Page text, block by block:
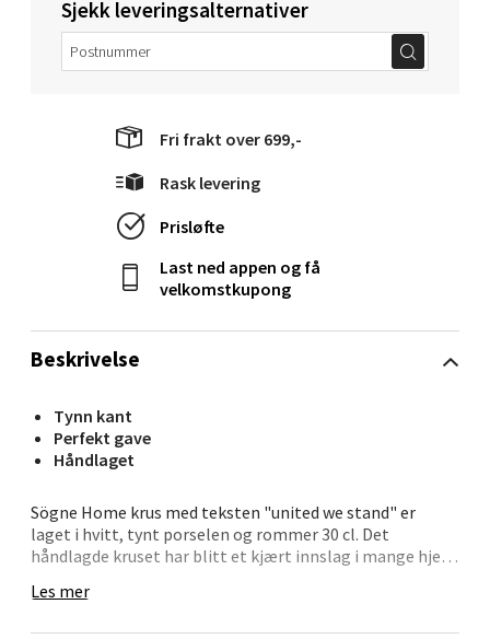
Beskrivelse
Tynn kant
Perfekt gave
Håndlaget
Sögne Home krus med teksten "united we stand" er
laget i hvitt, tynt porselen og rommer 30 cl. Det
håndlagde kruset har blitt et kjært innslag i mange hjem
Les mer
Sjekk leveringsalternativer
Fri frakt over 699,-
Rask levering
Prisløfte
Last ned appen og få
velkomstkupong
5 i butikk
Ålesund - Thon Senter Moa
Langelandsvegen 25, 6010 Ålesund
Åpent i dag 10-20
Molde - Moldetorget
Torget 1, 6413 Molde
Åpent i dag 10-20
0 i butikk